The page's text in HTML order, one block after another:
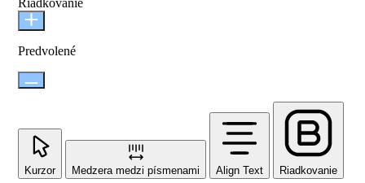
Predvolené
Kurzor Medzera medzi písmenami Align Text Riadkovanie